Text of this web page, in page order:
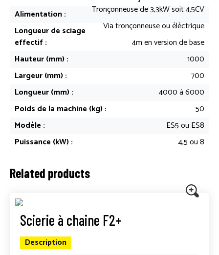
Tronçonneuse de 3,3kW soit 4,5CV
Alimentation :
Via tronçonneuse ou éléctrique
Longueur de sciage
effectif :
4m en version de base
Hauteur (mm) :
1000
Largeur (mm) :
700
Longueur (mm) :
4000 à 6000
Poids de la machine (kg) :
50
Modèle :
ES5 ou ES8
Puissance (kW) :
4,5 ou 8
Related products
Scierie à chaine F2+
Description